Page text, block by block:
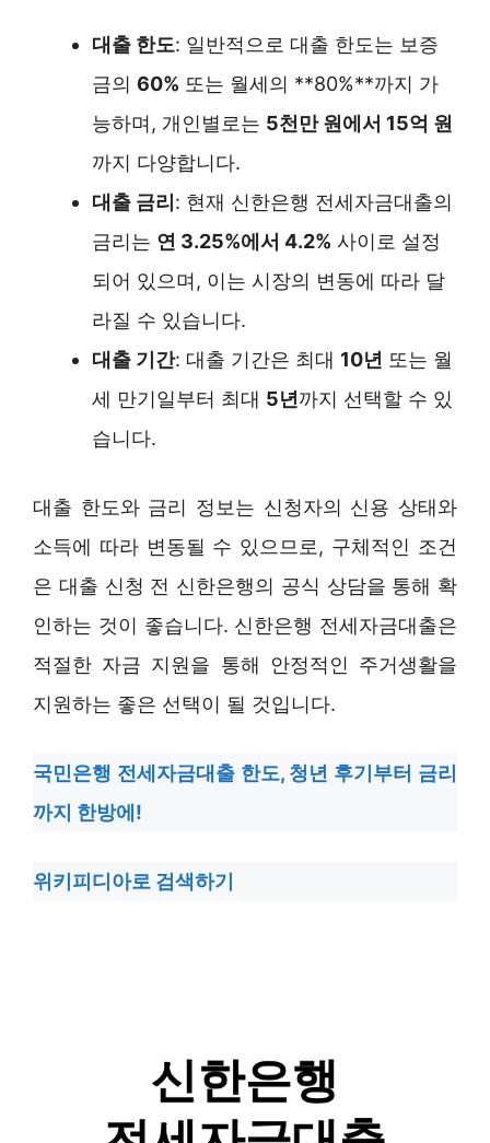
대출 한도: 일반적으로 대출 한도는 보증
금의 60% 또는 월세의 **80%**까지 가
능하며, 개인별로는 5천만 원에서 15억 원
까지 다양합니다.
대출 금리: 현재 신한은행 전세자금대출의
금리는 연 3.25%에서 4.2% 사이로 설정
되어 있으며, 이는 시장의 변동에 따라 달
라질 수 있습니다.
대출 기간: 대출 기간은 최대 10년 또는 월
세 만기일부터 최대 5년까지 선택할 수 있
습니다.
대출 한도와 금리 정보는 신청자의 신용 상태와
소득에 따라 변동될 수 있으므로, 구체적인 조건
은 대출 신청 전 신한은행의 공식 상담을 통해 확
인하는 것이 좋습니다. 신한은행 전세자금대출은
적절한 자금 지원을 통해 안정적인 주거생활을
지원하는 좋은 선택이 될 것입니다.
국민은행 전세자금대출 한도, 청년 후기부터 금리
까지 한방에!
위키피디아로 검색하기